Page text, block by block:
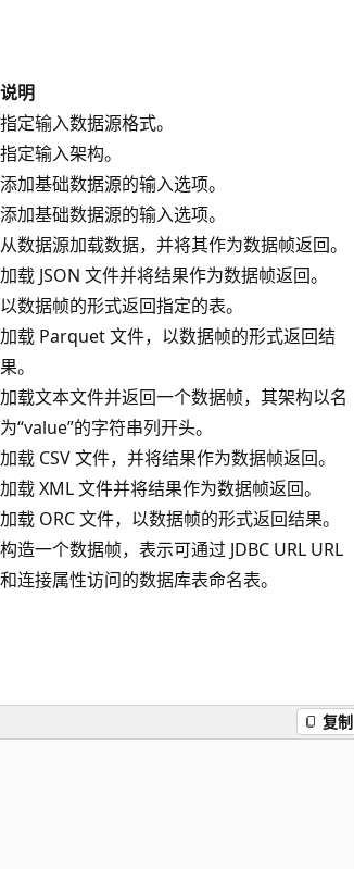
说明
指定输入数据源格式。
指定输入架构。
添加基础数据源的输入选项。
添加基础数据源的输入选项。
从数据源加载数据，并将其作为数据帧返回。
加载 JSON 文件并将结果作为数据帧返回。
以数据帧的形式返回指定的表。
加载 Parquet 文件，以数据帧的形式返回结
果。
加载文本文件并返回一个数据帧，其架构以名
为“value”的字符串列开头。
加载 CSV 文件，并将结果作为数据帧返回。
加载 XML 文件并将结果作为数据帧返回。
加载 ORC 文件，以数据帧的形式返回结果。
构造一个数据帧，表示可通过 JDBC URL URL
和连接属性访问的数据库表命名表。
复制